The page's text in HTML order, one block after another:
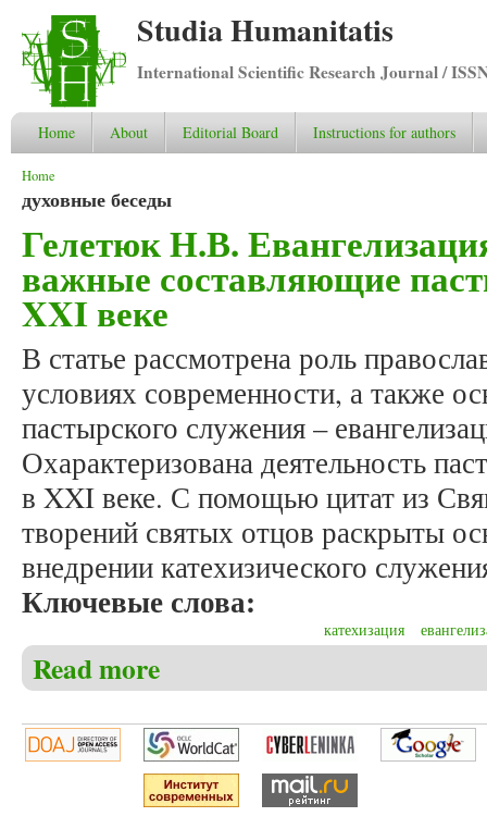
Studia Humanitatis
International Scientific Research Journal /
Home About Editorial Board Instructions for authors
You are here
Home
духовные беседы
Гелетюк Н.В.
важные составляющие
XXI веке
В статье рассмотрена роль
условиях современности, а также
пастырского служения –
Охарактеризована деятельность
в XXI веке. С помощью цитат из
творений святых отцов раскрыты
внедрении катехизического
Ключевые слова:
катехизация
Read more